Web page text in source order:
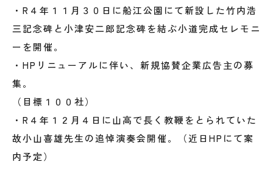
・R４年１１月３０日に船江公園にて新設した竹内浩
三記念碑と小津安二郎記念碑を結ぶ小道完成セレモニ
ーを開催。
・HPリニューアルに伴い、新規協賛企業広告主の募
集。
（目標１００社）
・R４年１２月４日に山高で長く教鞭をとられていた
故小山喜雄先生の追悼演奏会開催。（近日HPにて案
内予定）